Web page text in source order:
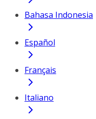
Bahasa Indonesia
Español
Français
Italiano